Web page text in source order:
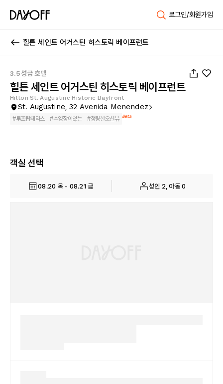
로그인/회원가입
힐튼 세인트 어거스틴 히스토릭 베이프런트
3.5성급 호텔
힐튼 세인트 어거스틴 히스토릭 베이프런트
Hilton St. Augustine Historic Bayfront
St. Augustine, 32 Avenida Menendez
#루프탑테라스 #수영장이있는 #청량한오션뷰 Beta
객실 선택
08.20 목 - 08.21 금 성인 2, 아동 0